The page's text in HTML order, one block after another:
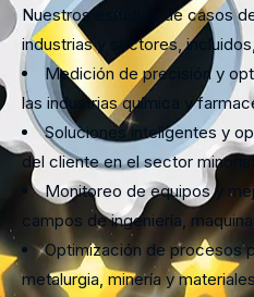
Nuestros estudios de casos
industrias y sectores,
Medición de precisión y
las industrias química y
Soluciones inteligentes y
del cliente en el sector
Monitoreo de equipos y
campos de ingeniería,
Optimización de procesos
metalurgia, minería y